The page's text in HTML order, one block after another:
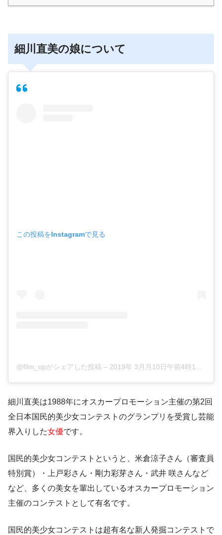
細川直美の娘について
この投稿をInstagramで見る
@film_opがシェアした投稿 – 2019年 3月月10日午前4時17分PDT
細川直美は1988年にオスカープロモーション主催の第2回
全日本国民的美少女コンテスト のグランプリを受賞 し芸能
界入りした女優です。
国民的美少女コンテストというと、米倉涼子さん（審査員
特別賞）・上戸彩さん・剛力彩芽さん・武井 咲さんなど
など、多くの美女を輩出しているオスカープロモーション
主催のコンテストとして有名です。
国民的美少女コンテストは超有名な新人発掘コンテストで